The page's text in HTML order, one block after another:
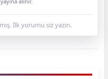
İlk yorumu siz yazın.